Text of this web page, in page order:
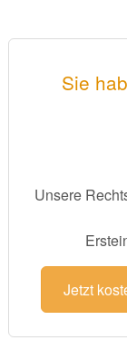
Sie
Unsere
Jetzt